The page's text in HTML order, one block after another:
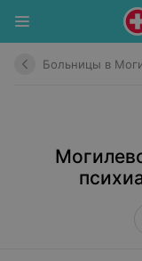
Больницы в